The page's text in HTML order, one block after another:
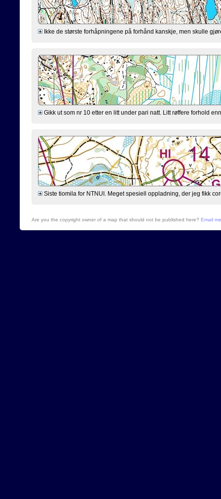
Ikke de største forhåpningene på forhånd kanskje, men skulle
Gikk ut som nr 10 etter en litt under pari natt. Litt røffere forhold
Siste tiomila for NTNUI. Meget spesiell oppladning, der jeg fikk
Are you the copyright owner of a map that should not be published here? Email me